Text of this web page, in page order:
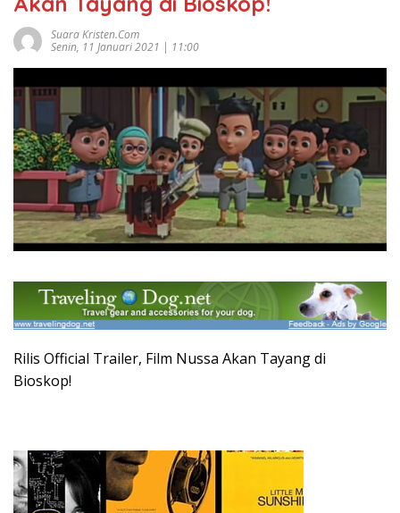
Suara Kristen.com
Senin, 11 Januari 2021 | 11:00
Rilis Official Trailer, Film Nussa Akan Tayang di
Bioskop!